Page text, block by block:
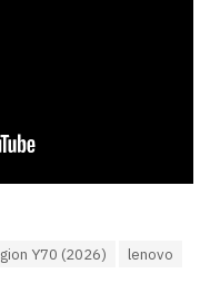
Y70 (2026)
lenovo